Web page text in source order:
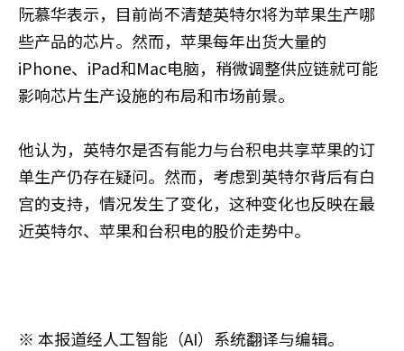
阮慕华表示，目前尚不清楚英特尔将为苹果生产哪
些产品的芯片。然而，苹果每年出货大量的
iPhone、iPad和Mac电脑，稍微调整供应链就可能
影响芯片生产设施的布局和市场前景。
他认为，英特尔是否有能力与台积电共享苹果的订
单生产仍存在疑问。然而，考虑到英特尔背后有白
宫的支持，情况发生了变化，这种变化也反映在最
近英特尔、苹果和台积电的股价走势中。
※ 本报道经人工智能（AI）系统翻译与编辑。